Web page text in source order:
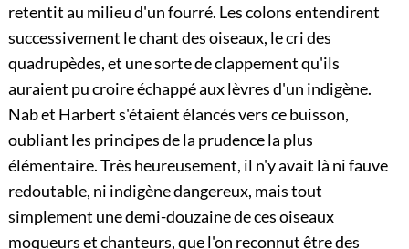
retentit au milieu d'un fourré. Les colons entendirent
successivement le chant des oiseaux, le cri des
quadrupèdes, et une sorte de clappement qu'ils
auraient pu croire échappé aux lèvres d'un indigène.
Nab et Harbert s'étaient élancés vers ce buisson,
oubliant les principes de la prudence la plus
élémentaire. Très heureusement, il n'y avait là ni fauve
redoutable, ni indigène dangereux, mais tout
simplement une demi-douzaine de ces oiseaux
moqueurs et chanteurs, que l'on reconnut être des